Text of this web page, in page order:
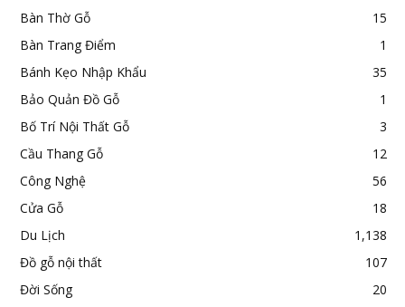
Bàn Thờ Gỗ
15
Bàn Trang Điểm
1
Bánh Kẹo Nhập Khẩu
35
Bảo Quản Đồ Gỗ
1
Bố Trí Nội Thất Gỗ
3
Cầu Thang Gỗ
12
Công Nghệ
56
Cửa Gỗ
18
Du Lịch
1,138
Đồ gỗ nội thất
107
Đời Sống
20